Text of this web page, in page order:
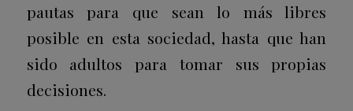
pautas para que sean lo más libres
posible en esta sociedad, hasta que han
sido adultos para tomar sus propias
decisiones.